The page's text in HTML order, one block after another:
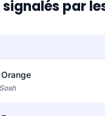
signalés par